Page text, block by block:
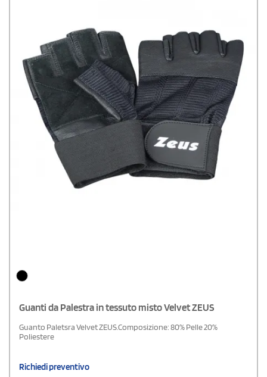
Guanti da Palestra in tessuto misto Velvet ZEUS
Guanto Paletsra Velvet ZEUS.Composizione: 80% Pelle 20%
Poliestere
Richiedi preventivo